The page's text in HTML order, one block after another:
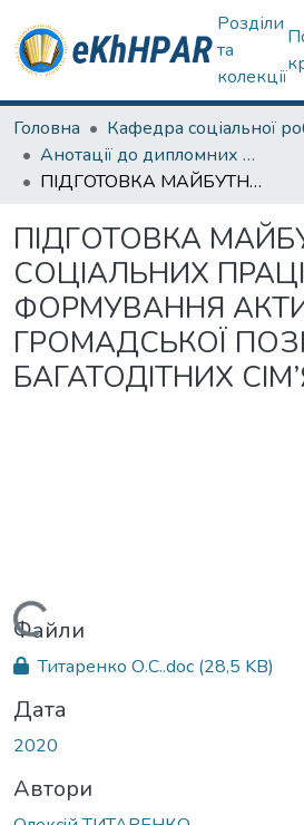
Розділи
та
колекції
Головна
Анотації до дипломних робіт
ПIДГОТОВКА МАЙБУТНIХ СОЦIАЛЬНИХ ПРАЦIВНИКIВ ДО ФОРМУВАННЯ АКТИВНОЇ ГРОМАДСЬКОЇ ПОЗИЦIЇ У БАГАТОДIТНИХ СIМ’ЯХ
ПIДГОТОВКА
СОЦIАЛЬНИХ
ФОРМУВАННЯ
ГРОМАДСЬКОЇ
БАГАТОДIТНИХ
Вантажиться...
Файли
Титаренко О.С..doc (28,5 KB)
Дата
2020
Автори